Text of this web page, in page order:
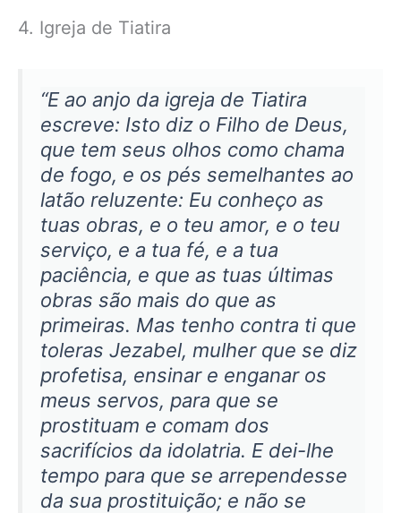
4. Igreja de Tiatira
“E ao anjo da igreja de Tiatira
escreve: Isto diz o Filho de Deus,
que tem seus olhos como chama
de fogo, e os pés semelhantes ao
latão reluzente: Eu conheço as
tuas obras, e o teu amor, e o teu
serviço, e a tua fé, e a tua
paciência, e que as tuas últimas
obras são mais do que as
primeiras. Mas tenho contra ti que
toleras Jezabel, mulher que se diz
profetisa, ensinar e enganar os
meus servos, para que se
prostituam e comam dos
sacrifícios da idolatria. E dei-lhe
tempo para que se arrependesse
da sua prostituição; e não se